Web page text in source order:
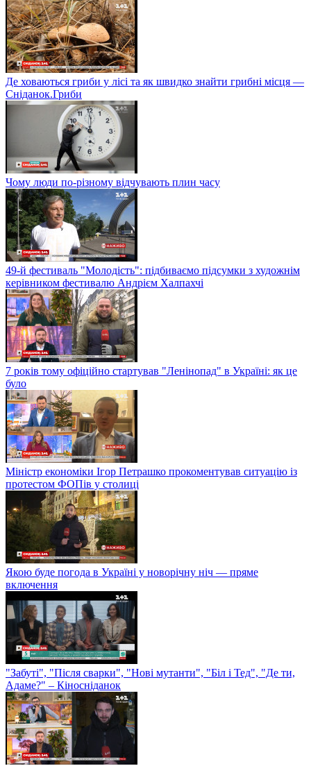
Де ховаються гриби у лісі та як швидко знайти грибні місця —
Сніданок.Гриби
Чому люди по-різному відчувають плин часу
49-й фестиваль "Молодість": підбиваємо підсумки з художнім
керівником фестивалю Андрієм Халпахчі
7 років тому офіційно стартував "Ленінопад" в Україні: як це
було
Міністр економіки Ігор Петрашко прокоментував ситуацію із
протестом ФОПів у столиці
Якою буде погода в Україні у новорічну ніч — пряме
включення
"Забуті", "Після сварки", "Нові мутанти", "Біл і Тед", "Де ти,
Адаме?" – Кіносніданок